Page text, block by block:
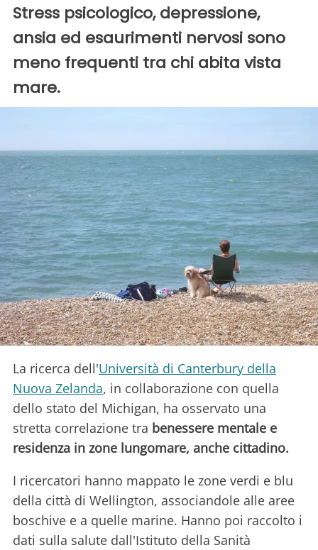
Stress psicologico, depressione,
ansia ed esaurimenti nervosi sono
meno frequenti tra chi abita vista
mare.
La ricerca dell'Università di Canterbury della
Nuova Zelanda, in collaborazione con quella
dello stato del Michigan, ha osservato una
stretta correlazione tra benessere mentale e
residenza in zone lungomare, anche cittadino.
I ricercatori hanno mappato le zone verdi e blu
della città di Wellington, associandole alle aree
boschive e a quelle marine. Hanno poi raccolto i
dati sulla salute dall'Istituto della Sanità